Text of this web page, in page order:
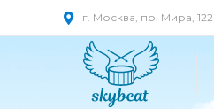
г. Москва, пр. Мира, 122